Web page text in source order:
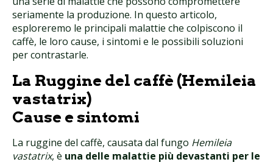
seriamente la produzione. In questo articolo,
esploreremo le principali malattie che colpiscono il
caffè, le loro cause, i sintomi e le possibili soluzioni
per contrastarle.
La Ruggine del caffè (Hemileia
vastatrix)
Cause e sintomi
La ruggine del caffè, causata dal fungo Hemileia
vastatrix, è una delle malattie più devastanti per le